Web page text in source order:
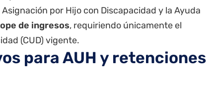
por Hijo con Discapacidad y la Ayuda
de ingresos, requiriendo únicamente el
(CUD) vigente.
para AUH y retenciones